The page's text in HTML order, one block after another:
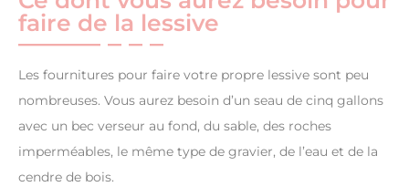
faire de la lessive
Les fournitures pour faire votre propre lessive sont peu
nombreuses. Vous aurez besoin d’un seau de cinq gallons
avec un bec verseur au fond, du sable, des roches
imperméables, le même type de gravier, de l’eau et de la
cendre de bois.